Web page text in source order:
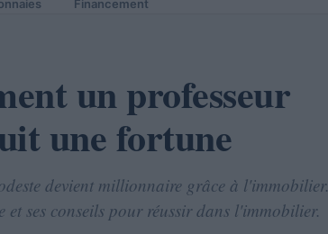
Financement
un professeur
une fortune
devient millionnaire grâce à l'immobilier.
ses conseils pour réussir dans l'immobilier.